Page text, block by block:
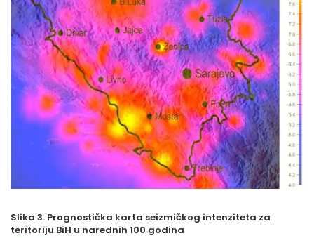
Slika 3. Prognostička karta seizmičkog intenziteta za
teritoriju BiH u narednih 100 godina